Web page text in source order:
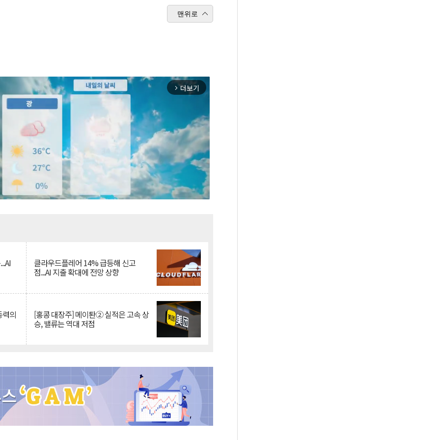
맨위로
arrow_forward_ios 더보기
클라우드플레어 14% 급등해 신고
점...AI 지출 확대에 전망 상향
의 [홍콩 대장주] 메이퇀② 실적은 고속 상
승, 밸류는 역대 저점